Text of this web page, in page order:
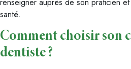
santé.
Comment choisir son
dentiste ?